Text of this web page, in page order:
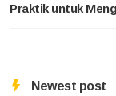
Praktik untuk
Newest post